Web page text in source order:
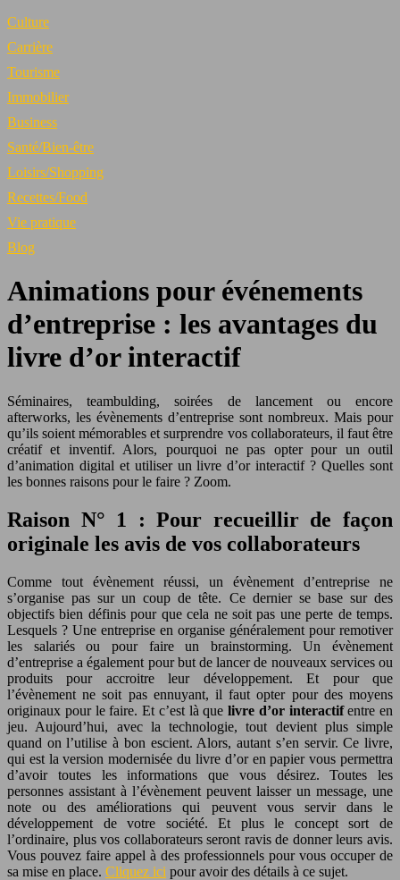
Culture
Carrière
Tourisme
Immobilier
Business
Santé/Bien-être
Loisirs/Shopping
Recettes/Food
Vie pratique
Blog
Animations pour événements
d’entreprise : les avantages du
livre d’or interactif
Séminaires, teambulding, soirées de lancement ou encore
afterworks, les évènements d’entreprise sont nombreux. Mais pour
qu’ils soient mémorables et surprendre vos collaborateurs, il faut être
créatif et inventif. Alors, pourquoi ne pas opter pour un outil
d’animation digital et utiliser un livre d’or interactif ? Quelles sont
les bonnes raisons pour le faire ? Zoom.
Raison N° 1 : Pour recueillir de façon
originale les avis de vos collaborateurs
Comme tout évènement réussi, un évènement d’entreprise ne
s’organise pas sur un coup de tête. Ce dernier se base sur des
objectifs bien définis pour que cela ne soit pas une perte de temps.
Lesquels ? Une entreprise en organise généralement pour remotiver
les salariés ou pour faire un brainstorming. Un évènement
d’entreprise a également pour but de lancer de nouveaux services ou
produits pour accroitre leur développement. Et pour que
l’évènement ne soit pas ennuyant, il faut opter pour des moyens
originaux pour le faire. Et c’est là que livre d’or interactifentre en
jeu. Aujourd’hui, avec la technologie, tout devient plus simple
quand on l’utilise à bon escient. Alors, autant s’en servir. Ce livre,
qui est la version modernisée du livre d’or en papier vous permettra
d’avoir toutes les informations que vous désirez. Toutes les
personnes assistant à l’évènement peuvent laisser un message, une
note ou des améliorations qui peuvent vous servir dans le
développement de votre société. Et plus le concept sort de
l’ordinaire, plus vos collaborateurs seront ravis de donner leurs avis.
Vous pouvez faire appel à des professionnels pour vous occuper de
sa mise en place. Cliquez ici pour avoir des détails à ce sujet.